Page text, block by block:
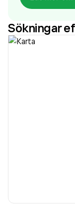
Sökningar